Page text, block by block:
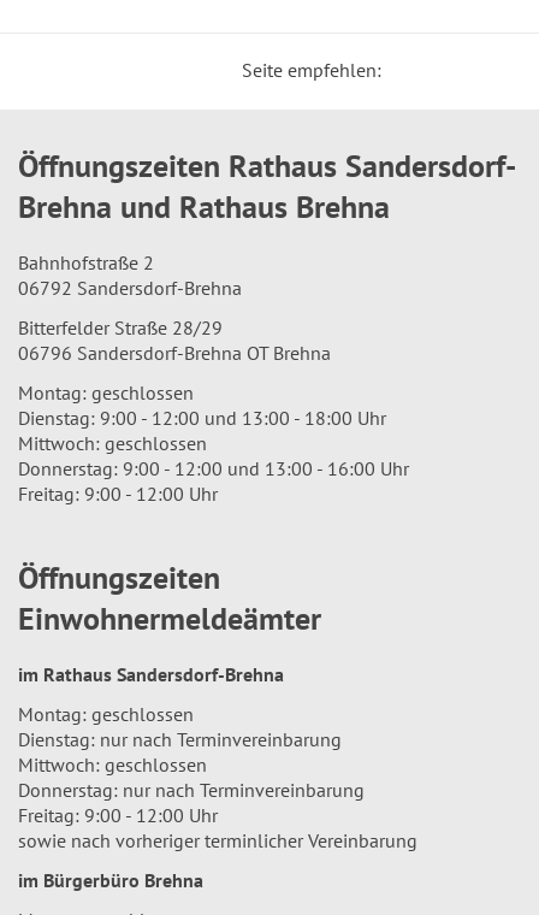
Seite empfehlen:
Öffnungszeiten Rathaus Sandersdorf-
Brehna und Rathaus Brehna
Bahnhofstraße 2
06792 Sandersdorf-Brehna
Bitterfelder Straße 28/29
06796 Sandersdorf-Brehna OT Brehna
Montag: geschlossen
Dienstag: 9:00 - 12:00 und 13:00 - 18:00 Uhr
Mittwoch: geschlossen
Donnerstag: 9:00 - 12:00 und 13:00 - 16:00 Uhr
Freitag: 9:00 - 12:00 Uhr
Öffnungszeiten
Einwohnermeldeämter
im Rathaus Sandersdorf-Brehna
Montag: geschlossen
Dienstag: nur nach Terminvereinbarung
Mittwoch: geschlossen
Donnerstag: nur nach Terminvereinbarung
Freitag: 9:00 - 12:00 Uhr
sowie nach vorheriger terminlicher Vereinbarung
im Bürgerbüro Brehna